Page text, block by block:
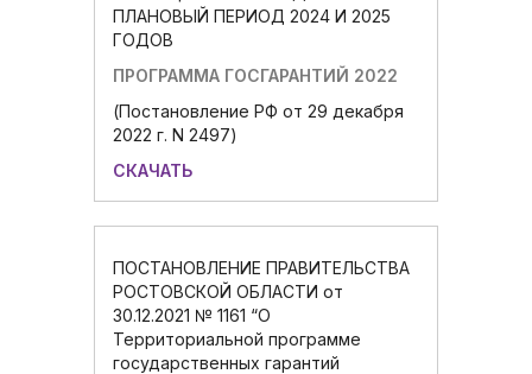
ПЛАНОВЫЙ ПЕРИОД 2024 И 2025
ГОДОВ
ПРОГРАММА ГОСГАРАНТИЙ 2022
(Постановление РФ от 29 декабря
2022 г. N 2497)
СКАЧАТЬ
ПОСТАНОВЛЕНИЕ ПРАВИТЕЛЬСТВА
РОСТОВСКОЙ ОБЛАСТИ от
30.12.2021 № 1161 “О
Территориальной программе
государственных гарантий